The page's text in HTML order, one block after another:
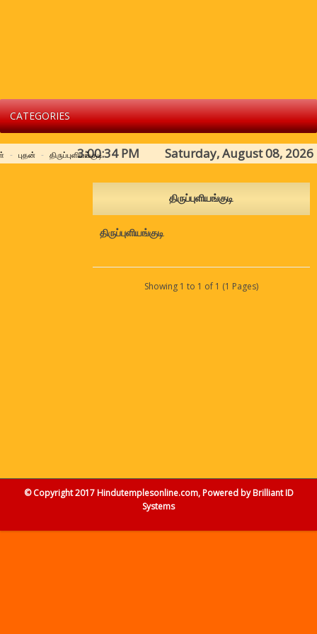
CATEGORIES
3:00:34 PM Saturday, August 08, 2026
புதன் திருப்புளியங்குடி
திருப்புளியங்குடி
திருப்புளியங்குடி
Showing 1 to 1 of 1 (1 Pages)
© Copyright 2017 Hindutemplesonline.com, Powered byBrilliant ID
Systems